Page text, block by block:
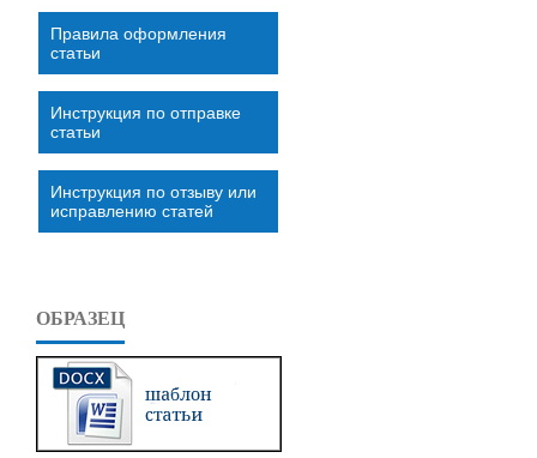
Правила оформления
статьи
Инструкция по отправке
статьи
Инструкция по отзыву или
исправлению статей
ОБРАЗЕЦ